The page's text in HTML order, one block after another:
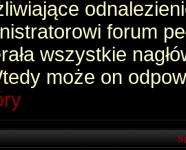
forum
wszystkie
może on